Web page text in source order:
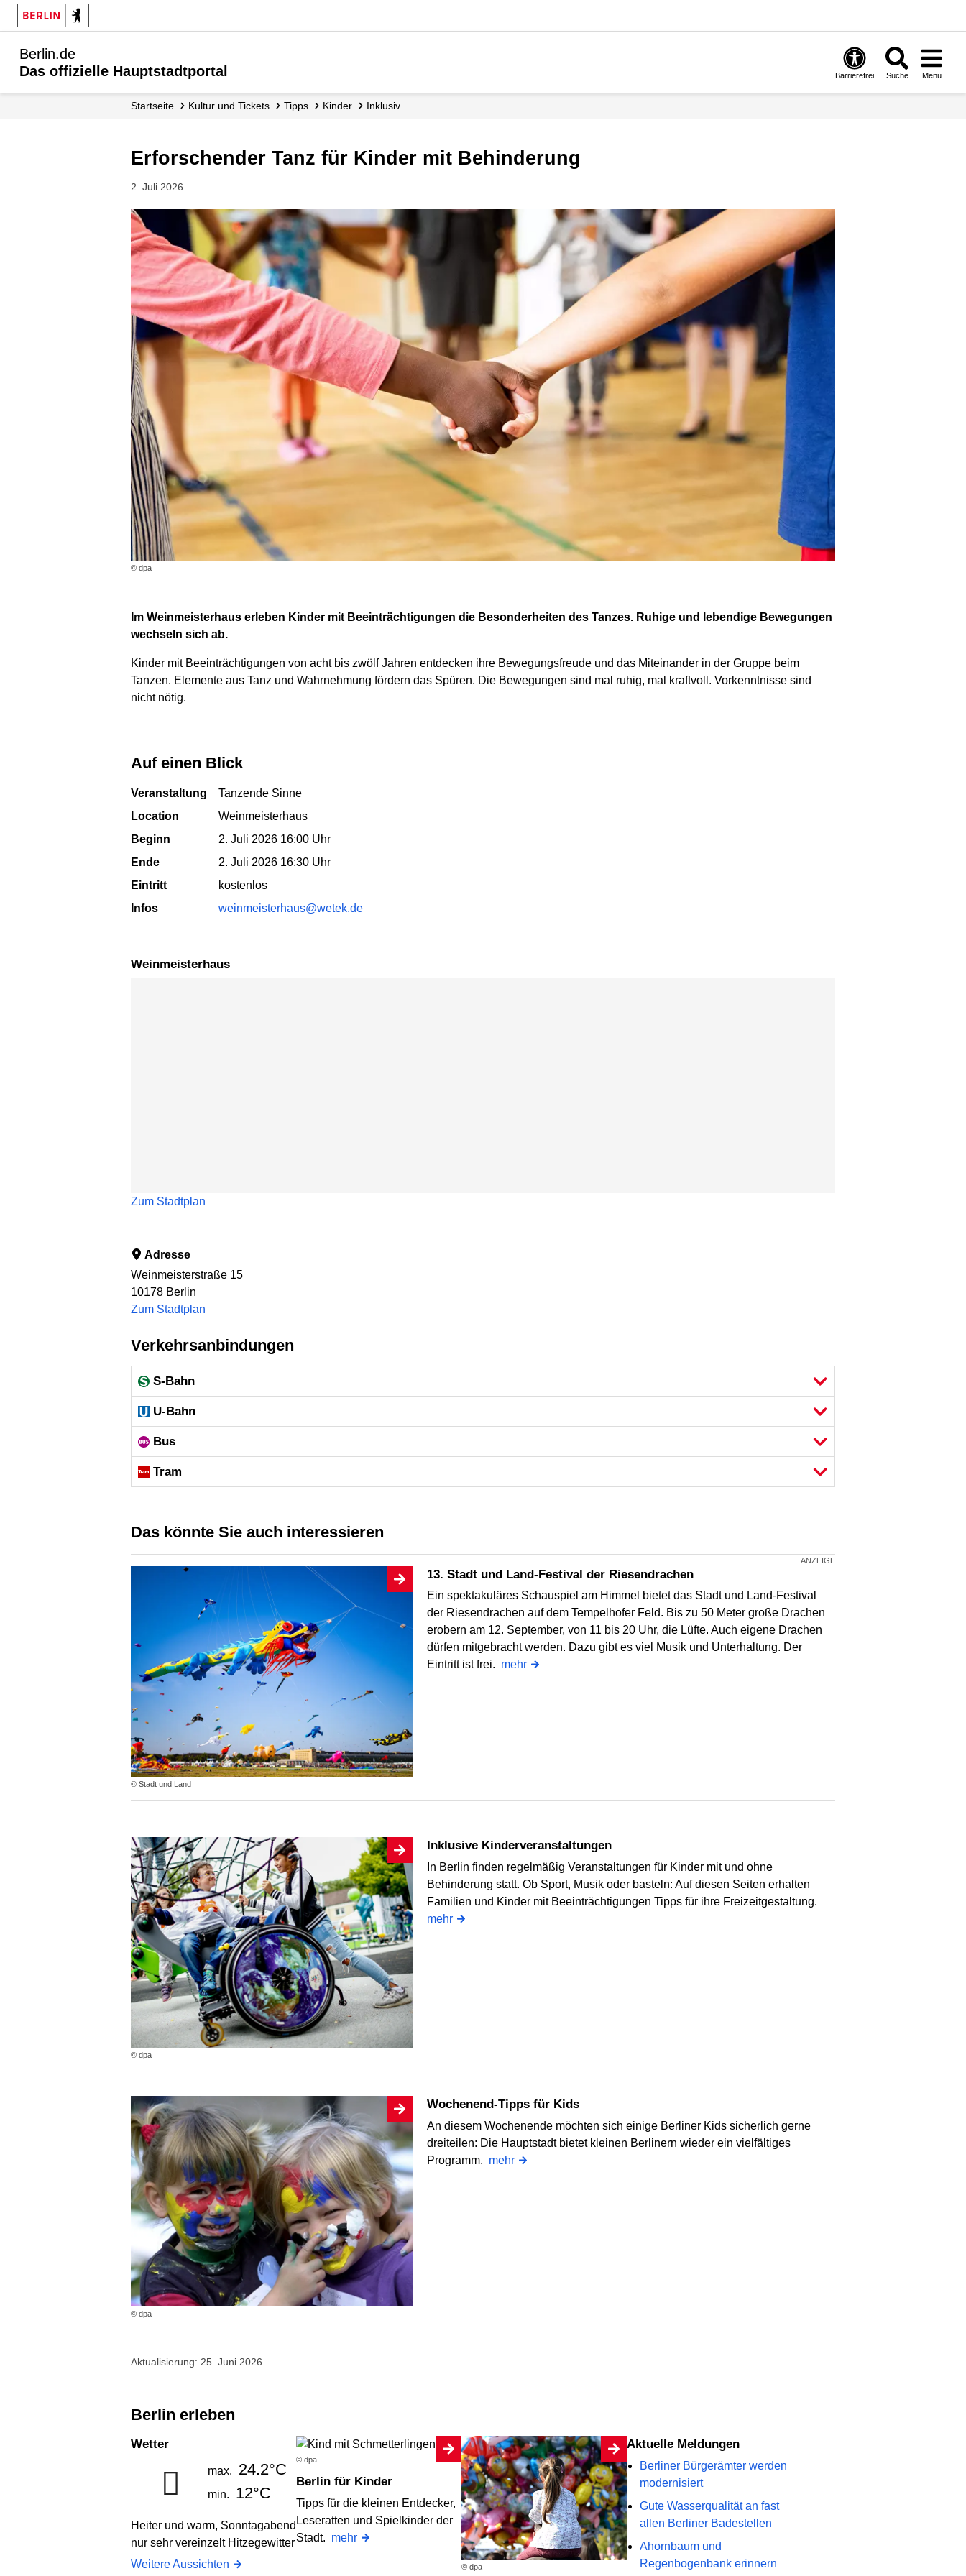
Berlin.de
Das offizielle Hauptstadtportal
Barrierefrei Suche Menü
Startseite Kultur und Tickets Tipps Kinder Inklusiv
Erforschender Tanz für Kinder mit Behinderung
2. Juli 2026
© dpa
Im Weinmeisterhaus erleben Kinder mit Beeinträchtigungen die Besonderheiten des Tanzes. Ruhige und lebendige Bewegungen
wechseln sich ab.
Kinder mit Beeinträchtigungen von acht bis zwölf Jahren entdecken ihre Bewegungsfreude und das Miteinander in der Gruppe beim
Tanzen. Elemente aus Tanz und Wahrnehmung fördern das Spüren. Die Bewegungen sind mal ruhig, mal kraftvoll. Vorkenntnisse sind
nicht nötig.
Auf einen Blick
Veranstaltung
Tanzende Sinne
Location
Weinmeisterhaus
Beginn
2. Juli 2026 16:00 Uhr
Ende
2. Juli 2026 16:30 Uhr
Eintritt
kostenlos
Infos
weinmeisterhaus@wetek.de
Weinmeisterhaus
Zum Stadtplan
Adresse
Weinmeisterstraße 15
10178 Berlin
Zum Stadtplan
Verkehrsanbindungen
S-Bahn
U-Bahn
Bus
Tram
Das könnte Sie auch interessieren
© Stadt und Land
13. Stadt und Land-Festival der Riesendrachen
Ein spektakuläres Schauspiel am Himmel bietet das Stadt und Land-Festival
der Riesendrachen auf dem Tempelhofer Feld. Bis zu 50 Meter große Drachen
erobern am 12. September, von 11 bis 20 Uhr, die Lüfte. Auch eigene Drachen
dürfen mitgebracht werden. Dazu gibt es viel Musik und Unterhaltung. Der
Eintritt ist frei. mehr
© dpa
Inklusive Kinderveranstaltungen
In Berlin finden regelmäßig Veranstaltungen für Kinder mit und ohne
Behinderung statt. Ob Sport, Musik oder basteln: Auf diesen Seiten erhalten
Familien und Kinder mit Beeinträchtigungen Tipps für ihre Freizeitgestaltung.
mehr
© dpa
Wochenend-Tipps für Kids
An diesem Wochenende möchten sich einige Berliner Kids sicherlich gerne
dreiteilen: Die Hauptstadt bietet kleinen Berlinern wieder ein vielfältiges
Programm. mehr
Aktualisierung: 25. Juni 2026
Berlin erleben
Wetter
max. 24.2°C
min. 12°C
Heiter und warm, Sonntagabend
nur sehr vereinzelt Hitzegewitter
Weitere Aussichten
© dpa
Berlin für Kinder
Tipps für die kleinen Entdecker,
Leseratten und Spielkinder der
Stadt. mehr
© dpa
Aktuelle Meldungen
Berliner Bürgerämter werden
modernisiert
Gute Wasserqualität an fast
allen Berliner Badestellen
Ahornbaum und
Regenbogenbank erinnern